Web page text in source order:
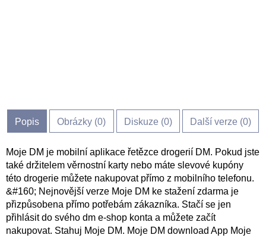
Popis Obrázky (0) Diskuze (0) Další verze (0)
Moje DM je mobilní aplikace řetězce drogerií DM. Pokud jste
také držitelem věrnostní karty nebo máte slevové kupóny
této drogerie můžete nakupovat přímo z mobilního telefonu.
&#160; Nejnovější verze Moje DM ke stažení zdarma je
přizpůsobena přímo potřebám zákazníka. Stačí se jen
přihlásit do svého dm e-shop konta a můžete začít
nakupovat. Stahuj Moje DM. Moje DM download App Moje